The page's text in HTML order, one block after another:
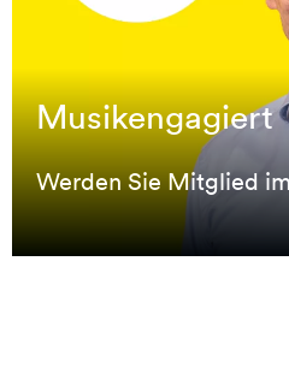
Musikengagiert
Werden Sie Mitglied
Musikengagiert
Werden Sie Mitglied